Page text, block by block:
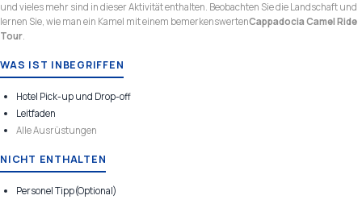
und vieles mehr sind in dieser Aktivität enthalten. Beobachten Sie die Landschaft und
lernen Sie, wie man ein Kamel mit einem bemerkenswertenCappadocia Camel Ride
Tour.
WAS IST INBEGRIFFEN
Hotel Pick-up und Drop-off
Leitfaden
Alle Ausrüstungen
NICHT ENTHALTEN
Personel Tipp(Optional)